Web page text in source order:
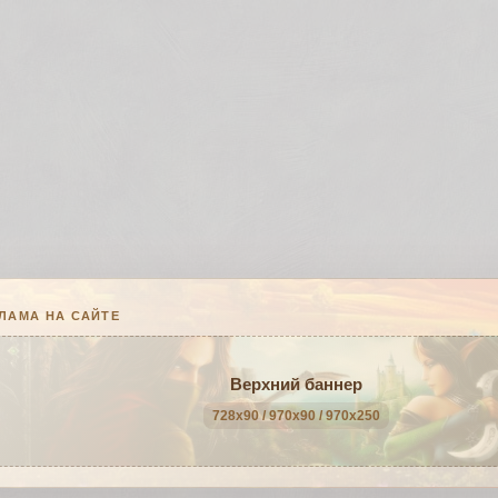
НА САЙТЕ
Верхний баннер
728x90 / 970x90 / 970x250